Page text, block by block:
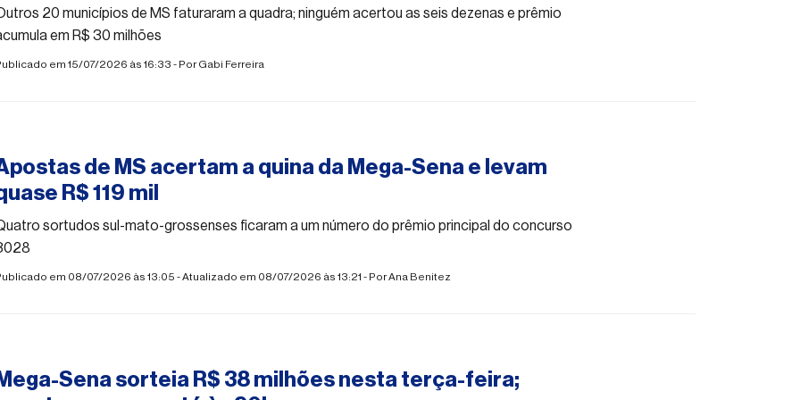
20 municípios de MS faturaram a quadra; ninguém acertou as seis dezenas e prêmio
em R$ 30 milhões
em 15/07/2026 às 16:33 - PorGabi Ferreira
de MS acertam a quina da Mega-Sena e levam
R$ 119 mil
sortudos sul-mato-grossenses ficaram a um número do prêmio principal do concurso
em 08/07/2026 às 13:05 - Atualizado em 08/07/2026 às 13:21 - PorAna Benitez
Sena sorteia R$ 38 milhões nesta terça-feira;